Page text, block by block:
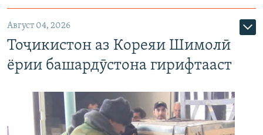
Август 04, 2026
Тоҷикистон аз Кореяи Шимолӣ
ёрии башардӯстона гирифтааст